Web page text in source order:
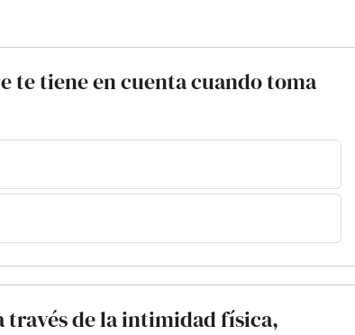
te tiene en cuenta cuando toma
través de la intimidad física,